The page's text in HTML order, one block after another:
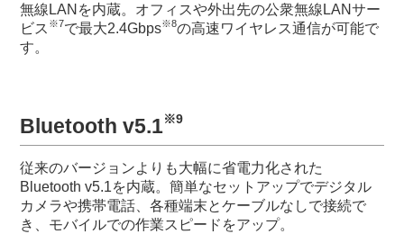
無線LANを内蔵。オフィスや外出先の公衆無線LANサー
ビス ※7で最大2.4Gbps※8の高速ワイヤレス通信が可能で
す。
Bluetooth v5.1※9
従来のバージョンよりも大幅に省電力化された
Bluetooth v5.1を内蔵。簡単なセットアップでデジタル
カメラや携帯電話、各種端末とケーブルなしで接続で
き、モバイルでの作業スピードをアップ。